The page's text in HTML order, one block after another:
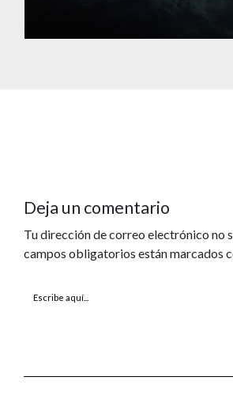
Deja un comentario
Tu dirección de correo electrónico no
campos obligatorios están marcados
Escribe